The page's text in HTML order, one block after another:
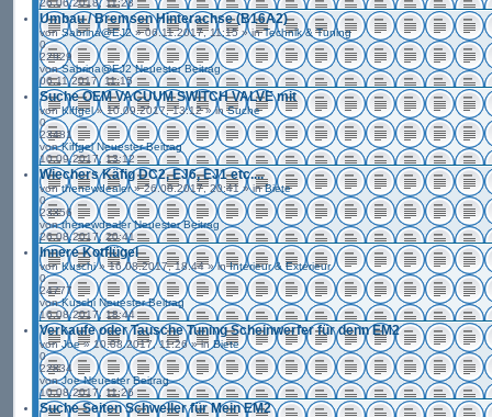
26.06.2018, 11:28
Umbau / Bremsen Hinterachse (B16A2)
vonSabrina@EJ2» 06.11.2017, 11:15 » inTechnik & Tuning
0
22929
vonSabrina@EJ2 Neuester Beitrag
06.11.2017, 11:15
Suche OEM VACUUM SWITCH VALVE mit
vonKiffgel» 10.09.2017, 13:12 » inSuche
0
23481
vonKiffgel Neuester Beitrag
10.09.2017, 13:12
Wiechers Käfig DC2, EJ6, EJ1 etc....
vonthenewdealer» 26.08.2017, 20:41 » inBiete
0
23356
vonthenewdealer Neuester Beitrag
26.08.2017, 20:41
Innere Kotflügel
vonKuschi» 16.08.2017, 18:44 » inInterieur & Exterieur
0
24777
vonKuschi Neuester Beitrag
16.08.2017, 18:44
Verkaufe oder Tausche Tuning Scheinwerfer für denn EM2
vonJoe» 10.08.2017, 11:26 » inBiete
0
22834
vonJoe Neuester Beitrag
10.08.2017, 11:26
Suche Seiten Schweller für Mein EM2